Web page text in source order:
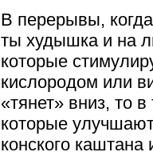
В перерывы,
ты худышка и на
которые
кислородом или
«тянет» вниз, то
которые
конского